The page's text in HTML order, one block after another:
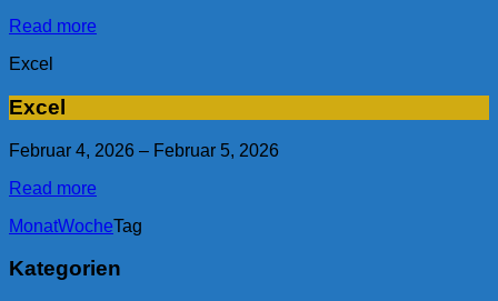
Read more
Excel
Excel
Februar 4, 2026 – Februar 5, 2026
Read more
MonatWocheTag
Kategorien